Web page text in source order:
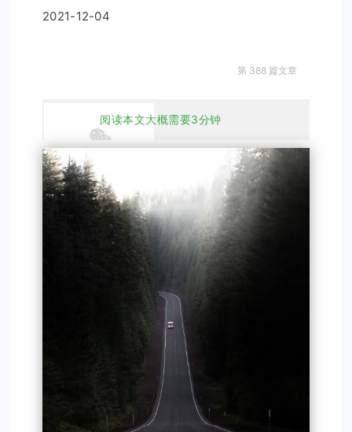
2021-12-04
第 388 篇文章
阅读本文大概需要3分钟